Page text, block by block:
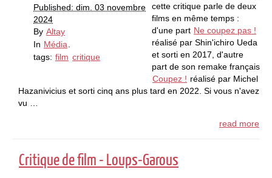
Published: dim. 03 novembre
2024
By Altay
In Média.
tags: film critique
cette critique parle de deux
films en même temps :
d'une part Ne coupez pas !
réalisé par Shin'ichiro Ueda
et sorti en 2017, d'autre
part de son remake français
Coupez ! réalisé par Michel
Hazanivicius et sorti cinq ans plus tard en 2022. Si vous n'avez
vu …
read more
Critique de film - Loups-Garous